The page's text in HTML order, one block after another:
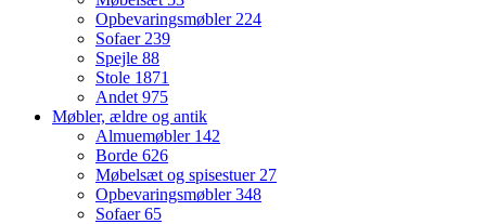
Opbevaringsmøbler 224
Sofaer 239
Spejle 88
Stole 1871
Andet 975
Møbler, ældre og antik
Almuemøbler 142
Borde 626
Møbelsæt og spisestuer 27
Opbevaringsmøbler348
Sofaer65